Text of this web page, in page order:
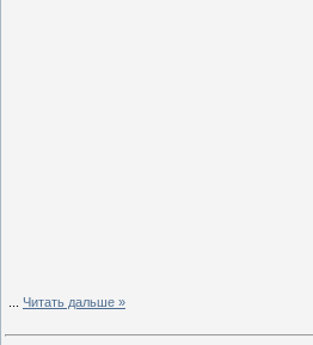
Читать дальше »